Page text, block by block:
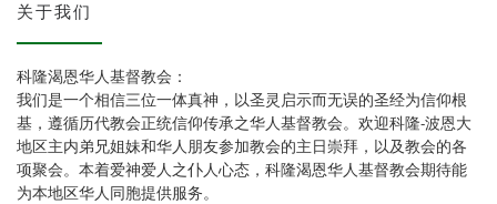
关于我们
科隆渴恩华人基督教会：
我们是一个相信三位一体真神，以圣灵启示而无误的圣经为信仰根
基，遵循历代教会正统信仰传承之华人基督教会。欢迎科隆-波恩大
地区主内弟兄姐妹和华人朋友参加教会的主日崇拜，以及教会的各
项聚会。本着爱神爱人之仆人心态，科隆渴恩华人基督教会期待能
为本地区华人同胞提供服务。